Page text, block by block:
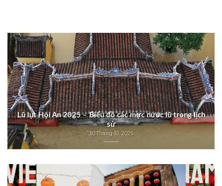
Lũ lụt Hội An 2025 – Biểu đồ các mực nước lũ trong lịch
sử
30 Tháng 10, 2025